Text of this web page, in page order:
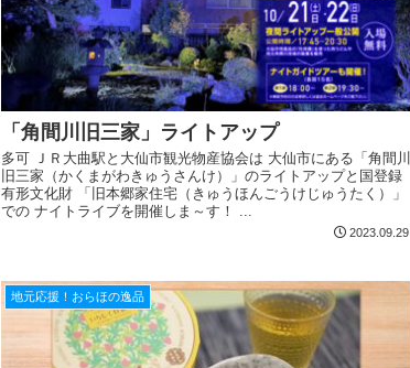
「角間川旧三家」ライトアップ
多可 ＪＲ大曲駅と大仙市観光物産協会は 大仙市にある「角間川
旧三家（かくまがわきゅうさんけ）」のライトアップと国登録
有形文化財 「旧本郷家住宅（きゅうほんごうけじゅうたく）」
での ナイトライブを開催しま～す！ ...
2023.09.29
地元応援！おらほの逸品